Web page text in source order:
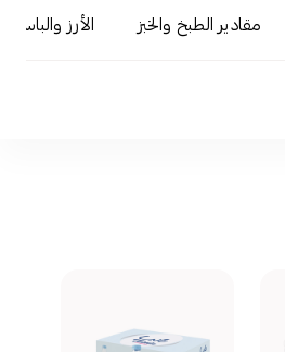
مقادير الطبخ والخبز الأرز والباستا